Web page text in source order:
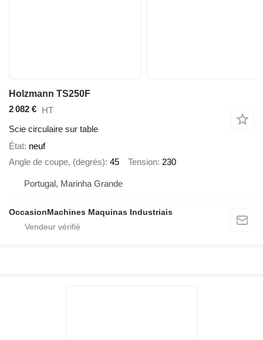
Holzmann TS250F
2 082 € HT
Scie circulaire sur table
État neuf
Angle de coupe, (degrés) 45 Tension 230
Portugal, Marinha Grande
OccasionMachines Maquinas Industriais